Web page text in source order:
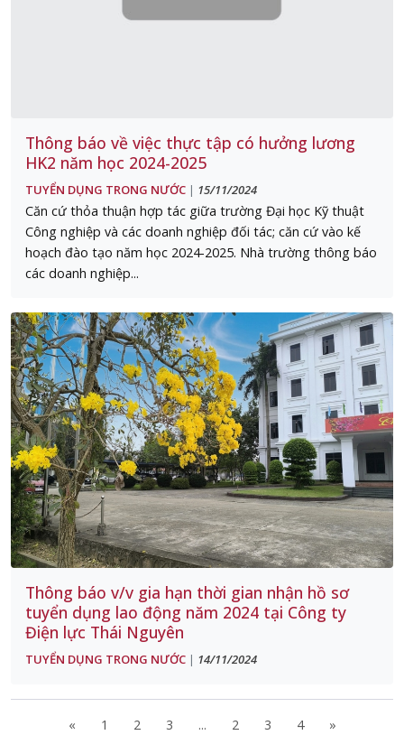
Thông báo về việc thực tập có hưởng lương
HK2 năm học 2024-2025
TUYỂN DỤNG TRONG NƯỚC | 15/11/2024
Căn cứ thỏa thuận hợp tác giữa trường Đại học Kỹ thuật
Công nghiệp và các doanh nghiệp đối tác; căn cứ vào kế
hoạch đào tạo năm học 2024-2025. Nhà trường thông báo
các doanh nghiệp...
Thông báo v/v gia hạn thời gian nhận hồ sơ
tuyển dụng lao động năm 2024 tại Công ty
Điện lực Thái Nguyên
TUYỂN DỤNG TRONG NƯỚC | 14/11/2024
« 1 2 3 ... 2 3 4 »